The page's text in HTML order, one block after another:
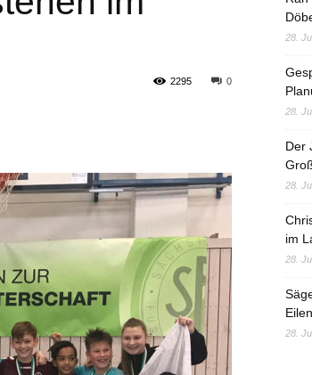
0
2295
28.
28.
Der
28.
im
28.
28.